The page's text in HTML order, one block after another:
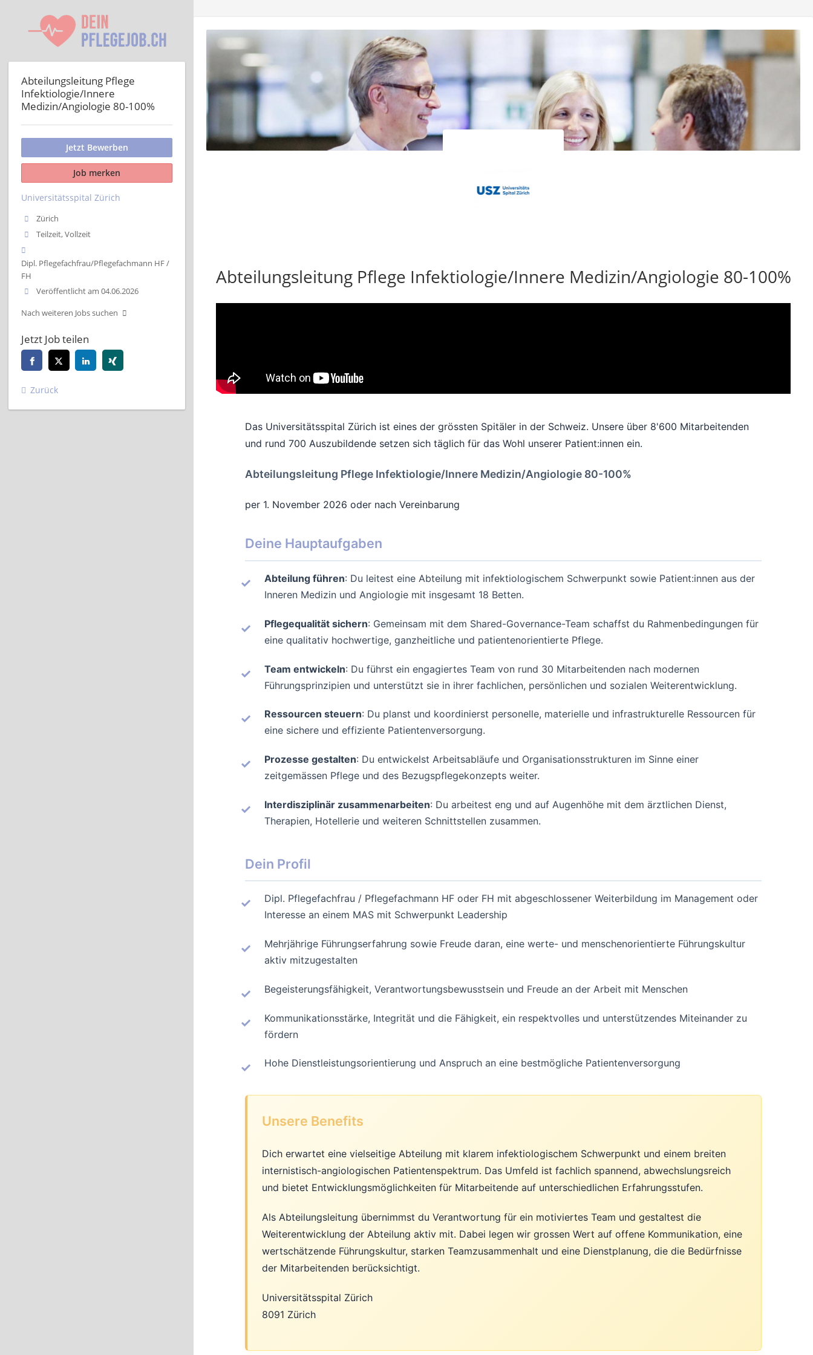
Abteilungsleitung Pflege Infektiologie/Innere Medizin/Angiologie 80-100%
Das Universitätsspital Zürich ist eines der grössten Spitäler in der Schweiz. Unsere über 8'600 Mitarbeitenden
und rund 700 Auszubildende setzen sich täglich für das Wohl unserer Patient:innen ein.
Abteilungsleitung Pflege Infektiologie/Innere Medizin/Angiologie 80-100%
per 1. November 2026 oder nach Vereinbarung
Deine Hauptaufgaben
Abteilung führen: Du leitest eine Abteilung mit infektiologischem Schwerpunkt sowie Patient:innen aus der
Inneren Medizin und Angiologie mit insgesamt 18 Betten.
Pflegequalität sichern: Gemeinsam mit dem Shared-Governance-Team schaffst du Rahmenbedingungen für
eine qualitativ hochwertige, ganzheitliche und patientenorientierte Pflege.
Team entwickeln: Du führst ein engagiertes Team von rund 30 Mitarbeitenden nach modernen
Führungsprinzipien und unterstützt sie in ihrer fachlichen, persönlichen und sozialen Weiterentwicklung.
Ressourcen steuern: Du planst und koordinierst personelle, materielle und infrastrukturelle Ressourcen für
eine sichere und effiziente Patientenversorgung.
Prozesse gestalten: Du entwickelst Arbeitsabläufe und Organisationsstrukturen im Sinne einer
zeitgemässen Pflege und des Bezugspflegekonzepts weiter.
Interdisziplinär zusammenarbeiten: Du arbeitest eng und auf Augenhöhe mit dem ärztlichen Dienst,
Therapien, Hotellerie und weiteren Schnittstellen zusammen.
Dein Profil
Dipl. Pflegefachfrau / Pflegefachmann HF oder FH mit abgeschlossener Weiterbildung im Management oder
Interesse an einem MAS mit Schwerpunkt Leadership
Mehrjährige Führungserfahrung sowie Freude daran, eine werte- und menschenorientierte Führungskultur
aktiv mitzugestalten
Begeisterungsfähigkeit, Verantwortungsbewusstsein und Freude an der Arbeit mit Menschen
Kommunikationsstärke, Integrität und die Fähigkeit, ein respektvolles und unterstützendes Miteinander zu
fördern
Hohe Dienstleistungsorientierung und Anspruch an eine bestmögliche Patientenversorgung
Unsere Benefits
Dich erwartet eine vielseitige Abteilung mit klarem infektiologischem Schwerpunkt und einem breiten
internistisch-angiologischen Patientenspektrum. Das Umfeld ist fachlich spannend, abwechslungsreich
und bietet Entwicklungsmöglichkeiten für Mitarbeitende auf unterschiedlichen Erfahrungsstufen.
Als Abteilungsleitung übernimmst du Verantwortung für ein motiviertes Team und gestaltest die
Weiterentwicklung der Abteilung aktiv mit. Dabei legen wir grossen Wert auf offene Kommunikation, eine
wertschätzende Führungskultur, starken Teamzusammenhalt und eine Dienstplanung, die die Bedürfnisse
der Mitarbeitenden berücksichtigt.
Universitätsspital Zürich
8091 Zürich
Abteilungsleitung Pflege
Infektiologie/Innere
Medizin/Angiologie 80-100%
Jetzt Bewerben
Job merken
Universitätsspital Zürich
Zürich
Teilzeit, Vollzeit
Dipl. Pflegefachfrau/Pflegefachmann HF /
FH
Veröffentlicht am 04.06.2026
Nach weiteren Jobs suchen
Jetzt Job teilen
Zurück